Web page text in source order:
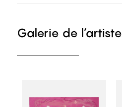
Galerie de l’artiste